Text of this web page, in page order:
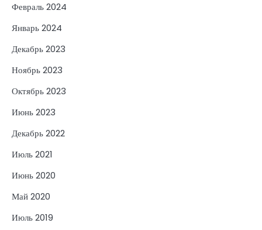
Февраль 2024
Январь 2024
Декабрь 2023
Ноябрь 2023
Октябрь 2023
Июнь 2023
Декабрь 2022
Июль 2021
Июнь 2020
Май 2020
Июль 2019